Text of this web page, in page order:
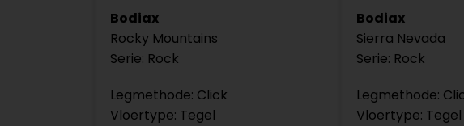
Bodiax
Rocky Mountains
Serie: Rock
Legmethode: Click
Vloertype: Tegel
Bodiax
Sierra Nevada
Serie: Rock
Legmethode:
Vloertype: Tegel